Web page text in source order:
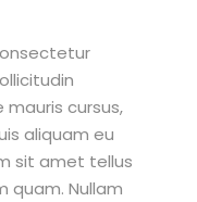
cursus,
aliquam eu
sit amet tellus
quam. Nullam